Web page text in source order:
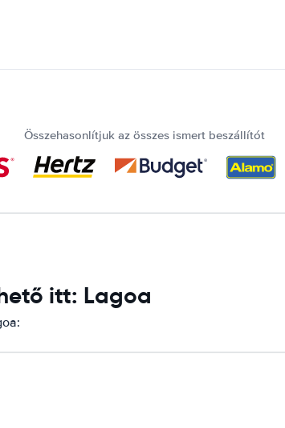
Összehasonlítjuk az összes ismert beszállítót
itt: Lagoa